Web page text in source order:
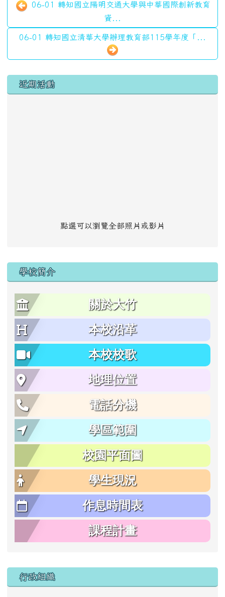
06-01 轉知國立陽明交通大學與中華國際創新教育
資...
06-01 轉知國立清華大學辦理教育部115學年度「...
左邊區域內容
近期活動
點選可以瀏覽全部照片或影片
學校簡介
關於大竹
本校沿革
本校校歌
地理位置
電話分機
學區範圍
校園平面圖
學生現況
作息時間表
課程計畫
行政組織